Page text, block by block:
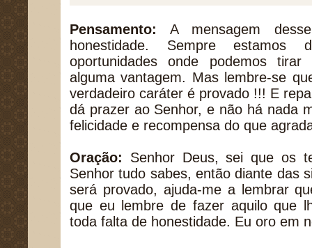
Pensamento: A mensagem
honestidade. Sempre
oportunidades onde podemos
alguma vantagem. Mas lembre-se
verdadeiro caráter é provado !!! E
dá prazer ao Senhor, e não há nada
felicidade e recompensa do que
Oração: Senhor Deus, sei que os
Senhor tudo sabes, então diante das
será provado, ajuda-me a lembrar
que eu lembre de fazer aquilo que
toda falta de honestidade. Eu oro em